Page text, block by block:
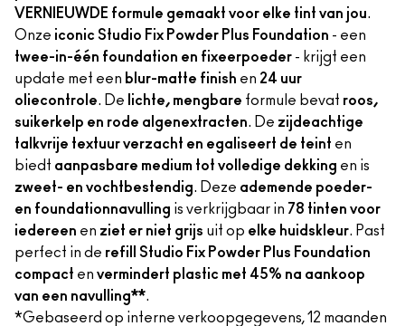
VERNIEUWDE formule gemaakt voor elke tint van jou.
Onze iconic Studio Fix Powder Plus Foundation - een
twee-in-één foundation en fixeerpoeder - krijgt een
update met een blur-matte finish en 24 uur
oliecontrole. De lichte, mengbare formule bevat roos,
suikerkelp en rode algenextracten. De zijdeachtige
talkvrije textuur verzacht en egaliseert de teint en
biedt aanpasbare medium tot volledige dekking en is
zweet- en vochtbestendig. Deze ademende poeder-
en foundationnavulling is verkrijgbaar in 78 tinten voor
iedereen en ziet er niet grijs uit op elke huidskleur. Past
perfect in de refill Studio Fix Powder Plus Foundation
compact en vermindert plastic met 45% na aankoop
van een navulling**.
*Gebaseerd op interne verkoopgegevens, 12 maanden